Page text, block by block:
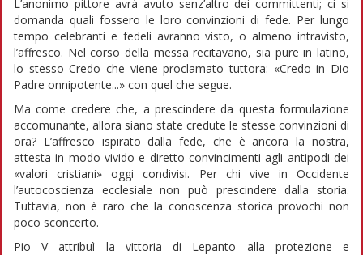
L’anonimo pittore avrà avuto senz’altro dei committenti; ci si
domanda quali fossero le loro convinzioni di fede. Per lungo
tempo celebranti e fedeli avranno visto, o almeno intravisto,
l’affresco. Nel corso della messa recitavano, sia pure in latino,
lo stesso Credo che viene proclamato tuttora: «Credo in Dio
Padre onnipotente...» con quel che segue.
Ma come credere che, a prescindere da questa formulazione
accomunante, allora siano state credute le stesse convinzioni di
ora? L’affresco ispirato dalla fede, che è ancora la nostra,
attesta in modo vivido e diretto convincimenti agli antipodi dei
«valori cristiani» oggi condivisi. Per chi vive in Occidente
l’autocoscienza ecclesiale non può prescindere dalla storia.
Tuttavia, non è raro che la conoscenza storica provochi non
poco sconcerto.
Pio V attribuì la vittoria di Lepanto alla protezione e